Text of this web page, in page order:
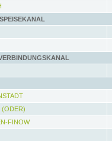
(ODER)
FINOW